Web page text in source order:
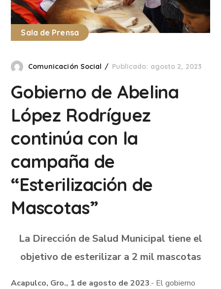
Sala de Prensa
Comunicación Social Publicado: agosto 2, 2023
Gobierno de Abelina
López Rodríguez
continúa con la
campaña de
“Esterilización de
Mascotas”
La Dirección de Salud Municipal tiene el
objetivo de esterilizar a 2 mil mascotas
Acapulco, Gro., 1 de agosto de 2023.- El gobierno